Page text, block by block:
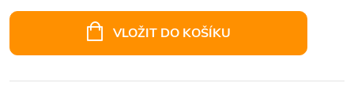
VLOŽIT DO KOŠÍKU